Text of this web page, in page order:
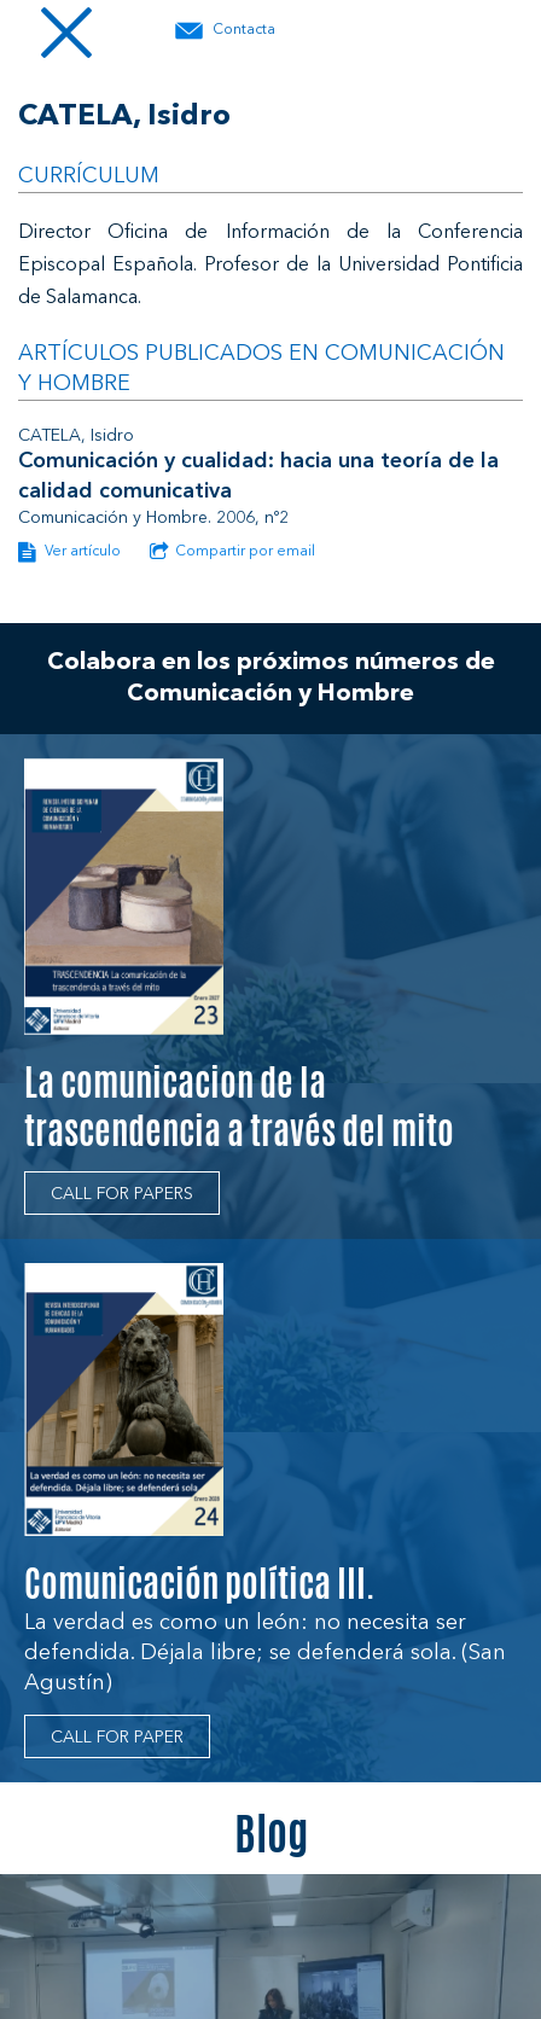
Contacta
CATELA, Isidro
CURRÍCULUM
Director Oficina de Información de la Conferencia
Episcopal Española. Profesor de la Universidad Pontificia
de Salamanca.
ARTÍCULOS PUBLICADOS EN COMUNICACIÓN
Y HOMBRE
CATELA, Isidro
Comunicación y cualidad: hacia una teoría de la
calidad comunicativa
Comunicación y Hombre. 2006, nº2
Ver artículo Compartir por email
Colabora en los próximos números de
Comunicación y Hombre
La comunicacion de la
trascendencia a través del mito
CALL FOR PAPERS
Comunicación política III.
La verdad es como un león: no necesita ser
defendida. Déjala libre; se defenderá sola. (San
Agustín)
CALL FOR PAPER
Blog